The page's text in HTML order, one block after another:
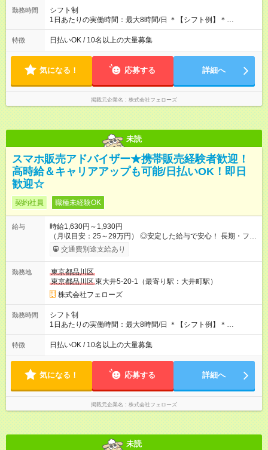
と同じです。
勤務時間
シフト制
1日あたりの実働時間：最大8時間/日 ＊【シフト例】＊
(1) 10:00～19:00 (2) 11:00～20:00 (3) 12:00～21:00 など ◎
いずれも実働8時間・休憩1時間です。中抜けシフトなどはあり
たい」などあれば相談に応じますのでおっしゃってください！
特徴 日払いOK / 10名以上の大量募集
気になる！ 応募する 詳細へ
掲載元企業名 株式会社フェローズ
未読
スマホ販売アドバイザー★携帯販売経験者歓迎！
高時給＆キャリアアップも可能/日払いOK！即日
歓迎☆
契約社員 職種未経験OK
給与
時給1,630円～1,930円
（月収目安：25～29万円） ◎安定した給与で安心！ 長期・フル
タイムで勤務いただける方にお越しいただきたいと思っていま
す。シフトが削られることはないので、安定した給与が入りま
たいという人もいると思います。このあたりは柔軟に対応する
ので、お気軽にご相談ください！ ※2ヶ月の試用期間がありま
す。その間の給与・待遇に変更はありません。 【試用期間】試
用期間あり 試用期間の長さ：2ヶ月 雇用形態、給与は本採用時
と同じです。
交通費別途支給あり
勤務地
東京都品川区
東京都品川区東大井5-20-1（最寄り駅：大井町駅）
株式会社フェローズ
勤務時間
シフト制
1日あたりの実働時間：最大8時間/日 ＊【シフト例】＊
(1) 10:00～19:00 (2) 11:00～20:00 (3) 12:00～21:00 など ◎
いずれも実働8時間・休憩1時間です。中抜けシフトなどはあり
たい」などあれば相談に応じますのでおっしゃってください！
特徴 日払いOK / 10名以上の大量募集
気になる！ 応募する 詳細へ
掲載元企業名 株式会社フェローズ
未読